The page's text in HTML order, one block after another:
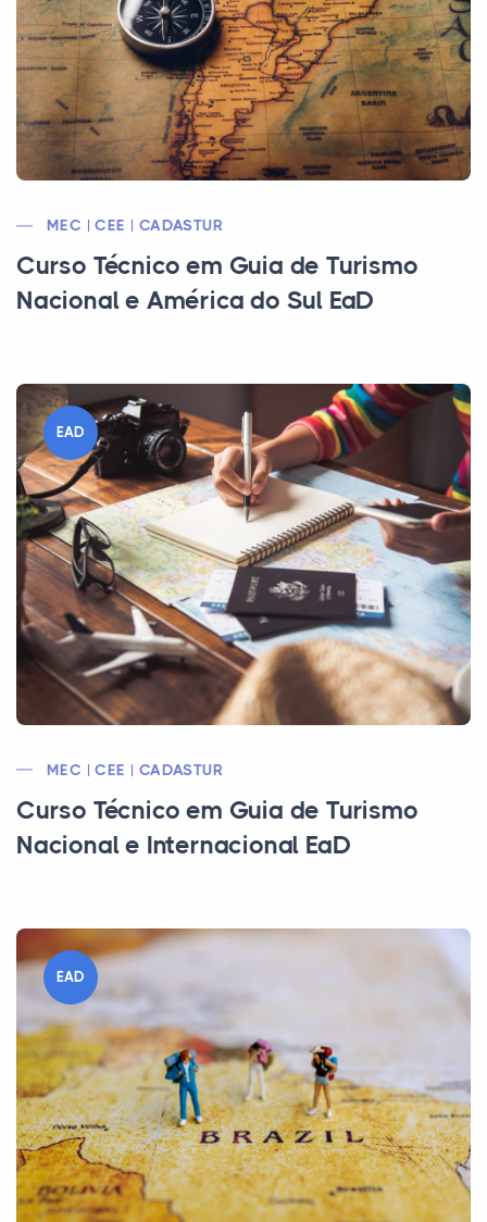
MEC | CEE | CADASTUR
Curso Técnico em Guia de Turismo
Nacional e América do Sul EaD
EAD
MEC | CEE | CADASTUR
Curso Técnico em Guia de Turismo
Nacional e Internacional EaD
EAD